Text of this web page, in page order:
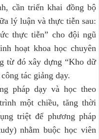
cần triển khai đồng bộ
lý luận và thực tiễn sau:
thực tiễn” cho đội ngũ
hoạt khoa học chuyên
từ đó xây dựng “Kho dữ
tác giảng dạy.
pháp dạy và học theo
một chiều, tăng thời
triệt để phương pháp
nhằm buộc học viên